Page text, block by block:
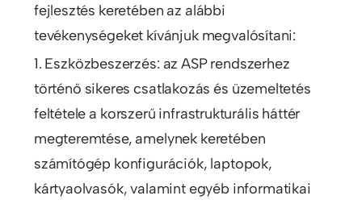
fejlesztés keretében az alábbi
tevékenységeket kívánjuk megvalósítani:
1. Eszközbeszerzés: az ASP rendszerhez
történő sikeres csatlakozás és üzemeltetés
feltétele a korszerű infrastrukturális háttér
megteremtése, amelynek keretében
számítógép konfigurációk, laptopok,
kártyaolvasók, valamint egyéb informatikai